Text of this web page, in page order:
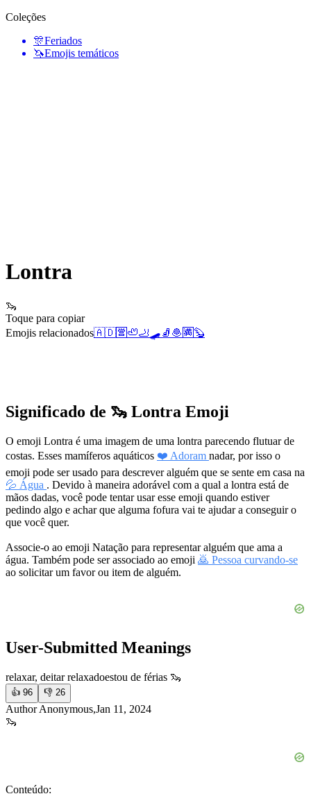
Coleções
🎊Feriados
🦄Emojis temáticos
Lontra
🦦
Toque para copiar
Emojis relacionados🇦🇩🈺 🦥🦶 🛹🧦 🧆 🈵 🦫
Significado de 🦦 Lontra Emoji
O emoji Lontra é uma imagem de uma lontra parecendo flutuar de
costas. Esses mamíferos aquáticos ❤️ Adoram nadar, por isso o
emoji pode ser usado para descrever alguém que se sente em casa na
💦 Água . Devido à maneira adorável com a qual a lontra está de
mãos dadas, você pode tentar usar esse emoji quando estiver
pedindo algo e achar que alguma fofura vai te ajudar a conseguir o
que você quer.
Associe-o ao emoji Natação para representar alguém que ama a
água. Também pode ser associado ao emoji 🙇 Pessoa curvando-se
ao solicitar um favor ou item de alguém.
User-Submitted Meanings
relaxar, deitar relaxadoestou de férias 🦦
👍 96 👎 26
Author Anonymous,Jan 11, 2024
🦦
Conteúdo: